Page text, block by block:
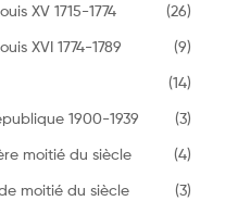
XV 1715-1774
(26)
XVI 1774-1789
(9)
(14)
1900-1939
(3)
moitié du siècle
(4)
moitié du siècle
(3)